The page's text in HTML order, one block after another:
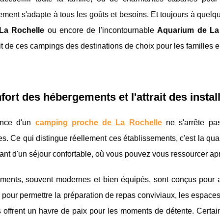
s'adapte à tous les goûts et besoins. Et toujours à
Rochelle ou encore de l'incontournableAquarium de
de ces campings des destinations de choix pour les familles
des hébergements et l'attrait des
d'un camping proche de La Rochellene s'arrête
Ce qui distingue réellement ces établissements, c'est la
d'un séjour confortable, où vous pouvez vous ressourcer
souvent modernes et bien équipés, sont conçus
permettre la préparation de repas conviviaux, les
offrent un havre de paix pour les moments de détente.